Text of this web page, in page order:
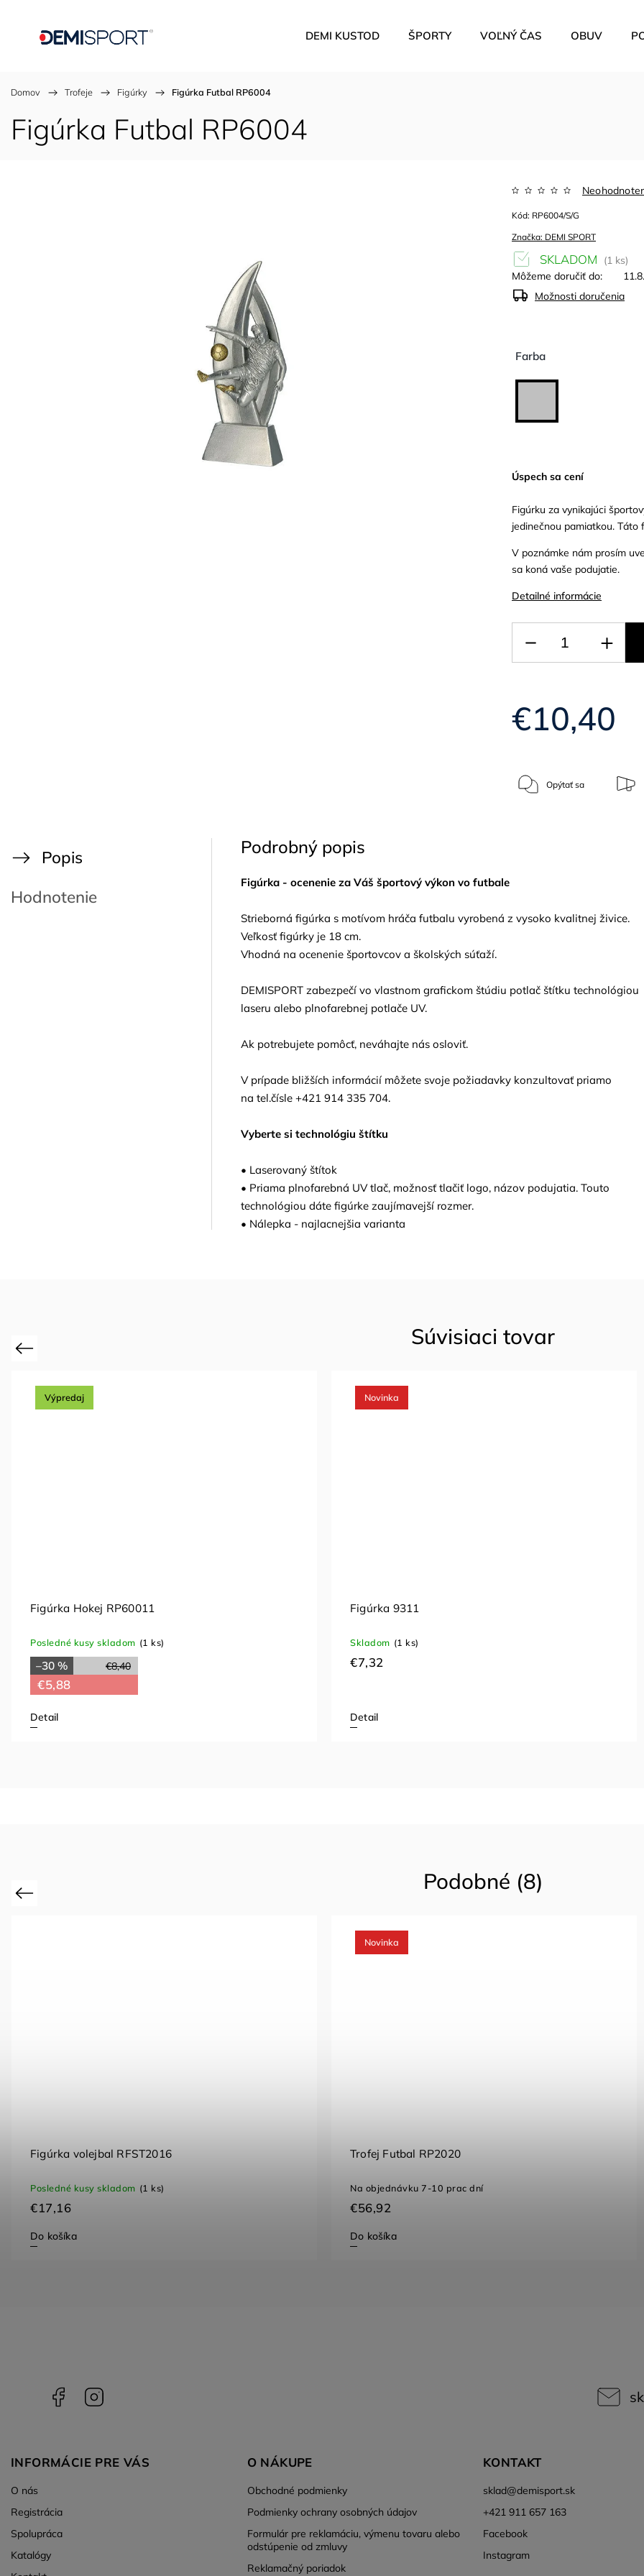
DEMI KUSTOD ŠPORTY VOĽNÝ ČAS OBUV
Domov / Trofeje / Figúrky / Figúrka Futbal RP6004
Figúrka Futbal RP6004
Značka: DEMI SPORT
€10,40
Kód: RP6004/S/G
Úspech sa cení
Figúrku za vynikajúci
jedinečnou pamiatkou. Táto
V poznámke nám prosím
sa koná vaše podujatie.
Detailné informácie
Farba
SKLADOM
(1 ks)
Môžeme doručiť do:
Možnosti doručenia
Opýtať sa
Popis
Hodnotenie
Podrobný popis
Figúrka - ocenenie za Váš športový výkon vo futbale
Strieborná figúrka s motívom hráča futbalu vyrobená z vysoko kvalitnej živice.
Veľkosť figúrky je 18 cm.
Vhodná na ocenenie športovcov a školských súťaží.
DEMISPORT zabezpečí vo vlastnom grafickom štúdiu potlač štítku technológiou
laseru alebo plnofarebnej potlače UV.
Ak potrebujete pomôcť, neváhajte nás osloviť.
V prípade bližších informácií môžete svoje požiadavky konzultovať priamo
na tel.čísle +421 914 335 704.
Vyberte si technológiu štítku
• Laserovaný štítok
• Priama plnofarebná UV tlač, možnosť tlačiť logo, názov podujatia. Touto
technológiou dáte figúrke zaujímavejší rozmer.
• Nálepka - najlacnejšia varianta
Súvisiaci tovar
Previous
Výpredaj
Figúrka Hokej RP60011
Posledné kusy skladom (1 ks)
€8,40
–30 %
€5,88
Detail
Novinka
Figúrka 9311
Skladom (1 ks)
€7,32
Detail
Podobné (8)
Previous
Figúrka volejbal RFST2016
Posledné kusy skladom (1 ks)
€17,16
Do košíka
Novinka
Trofej Futbal RP2020
Na objednávku 7-10 prac dní
€56,92
Do košíka
Facebook
INFORMÁCIE PRE VÁS
O nás
Registrácia
Spolupráca
Katalógy
O NÁKUPE
Obchodné podmienky
Podmienky ochrany osobných údajov
Formulár pre reklamáciu, výmenu tovaru alebo
odstúpenie od zmluvy
Reklamačný poriadok
KONTAKT
sklad@demisport.sk
+421 911 657 163
Facebook
Instagram